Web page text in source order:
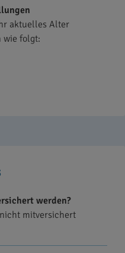
aktuelles Alter
wie folgt:
werden?
mitversichert